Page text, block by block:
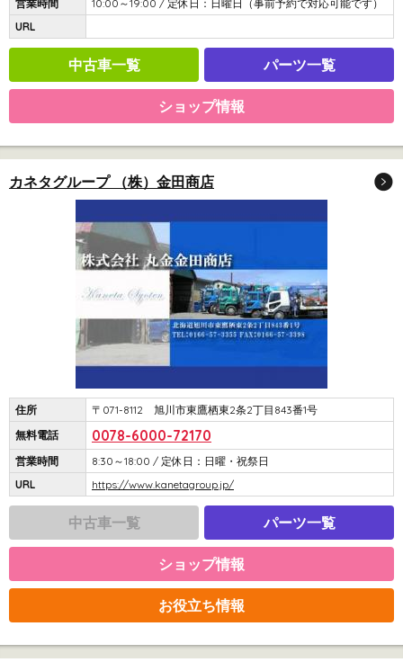
営業時間
10:00～19:00 / 定休日：日曜日（事前予約で対応可能です）
URL
中古車一覧 パーツ一覧
ショップ情報
カネタグループ （株）金田商店
住所
〒071-8112 旭川市東鷹栖東2条2丁目843番1号
無料電話
0078-6000-72170
営業時間
8:30～18:00 / 定休日：日曜・祝祭日
URL
https://www.kanetagroup.jp/
中古車一覧 パーツ一覧
ショップ情報
お役立ち情報